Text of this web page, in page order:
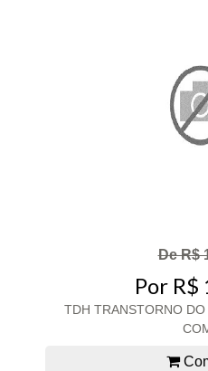
De R$
Por R$
TDH TRANSTORNO